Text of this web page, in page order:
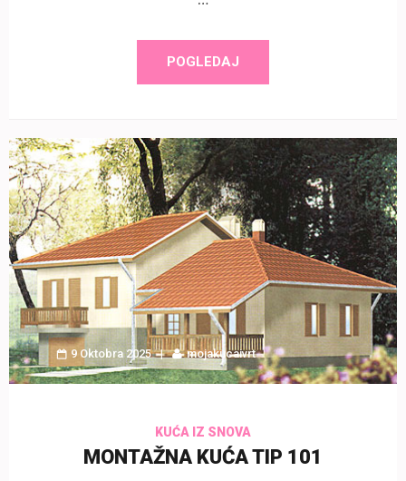
POGLEDAJ
9 Oktobra 2025 mojakucaivrt
KUĆA IZ SNOVA
MONTAŽNA KUĆA TIP 101